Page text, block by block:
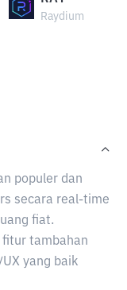
Raydium
populer dan
secara real-time
fiat.
fitur tambahan
yang baik